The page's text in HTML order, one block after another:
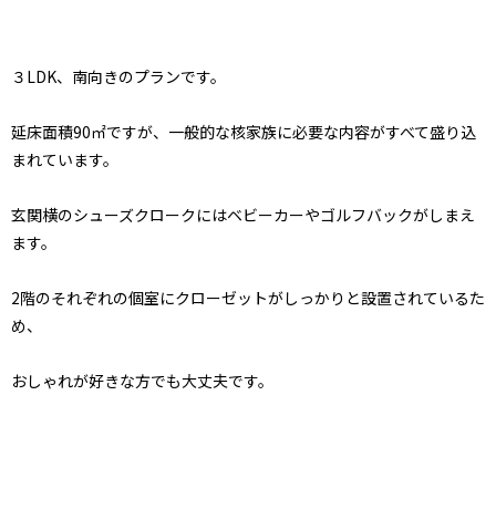
３LDK、南向きのプランです。
延床面積90㎡ですが、一般的な核家族に必要な内容がすべて盛り込
まれています。
玄関横のシューズクロークにはベビーカーやゴルフバックがしまえ
ます。
2階のそれぞれの個室にクローゼットがしっかりと設置されているた
め、
おしゃれが好きな方でも大丈夫です。